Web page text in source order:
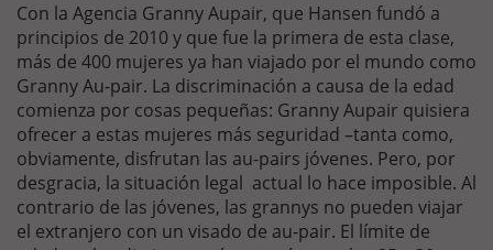
Con la Agencia Granny Aupair, que Hansen fundó a
principios de 2010 y que fue la primera de esta clase,
más de 400 mujeres ya han viajado por el mundo como
Granny Au-pair. La discriminación a causa de la edad
comienza por cosas pequeñas: Granny Aupair quisiera
ofrecer a estas mujeres más seguridad –tanta como,
obviamente, disfrutan las au-pairs jóvenes. Pero, por
desgracia, la situación legal actual lo hace imposible. Al
contrario de las jóvenes, las grannys no pueden viajar
el extranjero con un visado de au-pair. El límite de